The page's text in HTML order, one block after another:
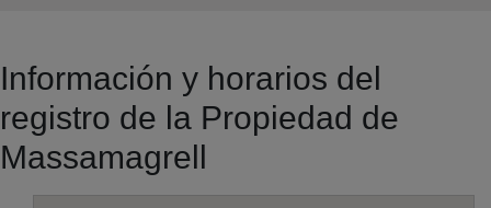
Información y horarios del
registro de la Propiedad de
Massamagrell